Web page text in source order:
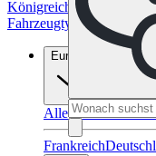
Königreich Edinburgh
Fahrzeugtypen
Europa
Alle Reiseziele in
Frankreich